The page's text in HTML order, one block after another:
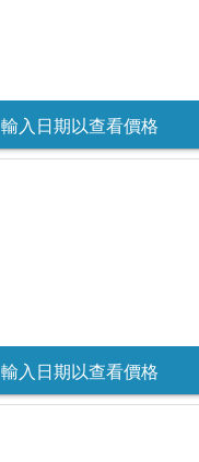
輸入日期以查看價格
輸入日期以查看價格